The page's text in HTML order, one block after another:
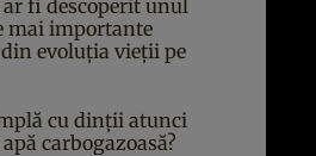
fi descoperit unul
mai importante
evoluția vieții pe
cu dinții atunci
carbogazoasă?